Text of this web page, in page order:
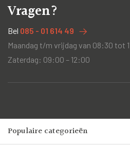
Vragen?
Bel 085 - 01 614 49
Maandag t/m vrijdag van 08:30 tot
Zaterdag: 09:00 – 12:00
Populaire categorieën